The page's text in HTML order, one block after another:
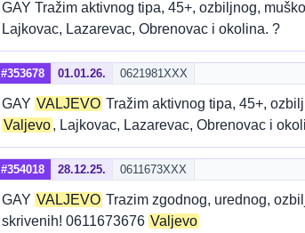
GAY Tražim aktivnog tipa, 45+, ozbiljnog,
Lajkovac, Lazarevac, Obrenovac i okolina. ?
#353678 01.01.26. 0621981XXX
GAY VALJEVO Tražim aktivnog tipa, 45+,
Valjevo, Lajkovac, Lazarevac, Obrenovac i
#354018 28.12.25. 0611673XXX
GAY VALJEVO Trazim zgodnog, urednog,
skrivenih! 0611673676 Valjevo